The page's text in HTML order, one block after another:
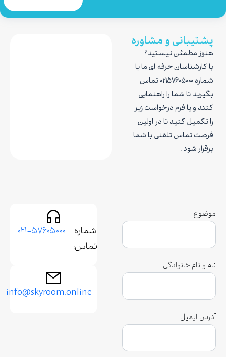
پشتیبانی و مشاوره
هنوز مطمئن نیستید؟
با کارشناسان حرفه ای ما با
شماره ۰۲۱۵۷۶۰۵۰۰۰ تماس
بگیرید تا شما را راهنمایی
کنند و یا فرم درخواست زیر
را تکمیل کنید تا در اولین
فرصت تماس تلفنی با شما
برقرار شود .
موضوع
نام و نام خانوادگی
آدرس ایمیل
شماره
تماس:
۰۲۱-۵۷۶۰۵۰۰۰
info@skyroom.online